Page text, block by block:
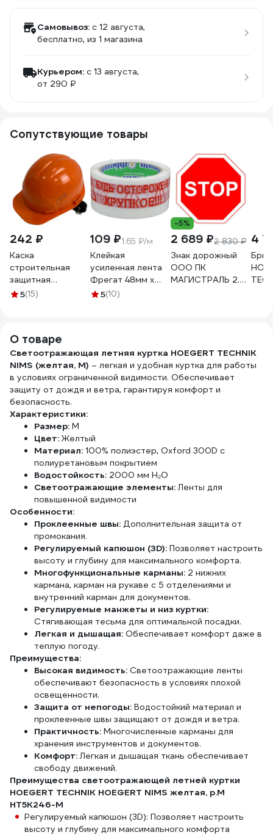
Самовывоз: c 12 августа,
бесплатно, из 1 магазина
Курьером: c 13 августа,
от 290 ₽
Сопутствующие товары
242 ₽
Каска
строительная
защитная
SAMGRUPP
5(15)
109 ₽1.65 ₽/м
Клейкая
усиленная лента
Фрегат 48мм х
66м "Будь
5(10)
-5%
2 689 ₽2 830 ₽
Знак дорожный
ООО ПК
МАГИСТРАЛЬ 2.5
4
О товаре
Светоотражающая летняя куртка HOEGERT TECHNIK
NIMS (желтая, M) – легкая и удобная куртка для работы
в условиях ограниченной видимости. Обеспечивает
защиту от дождя и ветра, гарантируя комфорт и
безопасность.
Характеристики:
Размер: M
Цвет: Желтый
Материал: 100% полиэстер, Oxford 300D с
полиуретановым покрытием
Водостойкость: 2000 мм H₂O
Светоотражающие элементы:Ленты для
повышенной видимости
Особенности:
Проклеенные швы: Дополнительная защита от
промокания.
Регулируемый капюшон (3D): Позволяет настроить
высоту и глубину для максимального комфорта.
Многофункциональные карманы: 2 нижних
кармана, карман на рукаве с 5 отделениями и
внутренний карман для документов.
Регулируемые манжеты и низ куртки:
Стягивающая тесьма для оптимальной посадки.
Легкая и дышащая: Обеспечивает комфорт даже в
теплую погоду.
Преимущества:
Высокая видимость: Светоотражающие ленты
обеспечивают безопасность в условиях плохой
освещенности.
Защита от непогоды: Водостойкий материал и
проклеенные швы защищают от дождя и ветра.
Практичность: Многочисленные карманы для
хранения инструментов и документов.
Комфорт:Легкая и дышащая ткань обеспечивает
свободу движений.
Преимущества светоотражающей летней куртки
HOEGERT TECHNIK HOEGERT NIMS желтая, р.M
HT5K246-M
Регулируемый капюшон (3D): Позволяет настроить
высоту и глубину для максимального комфорта